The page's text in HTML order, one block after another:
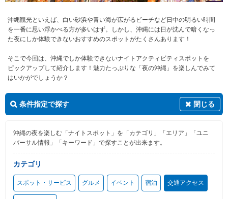
沖縄観光といえば、白い砂浜や青い海が広がるビーチなど日中の明るい時間
を一番に思い浮かべる方が多いはず。しかし、沖縄には日が沈んで暗くなっ
た夜にしか体験できないおすすめのスポットがたくさんあります！
そこで今回は、沖縄でしか体験できないナイトアクティビティスポットを
ピックアップして紹介します！魅力たっぷりな「夜の沖縄」を楽しんでみて
はいかがでしょうか？
条件指定で探す 閉じる
沖縄の夜を楽しむ「ナイトスポット」を「カテゴリ」「エリア」「ユニ
バーサル情報」「キーワード」で探すことが出来ます。
カテゴリ
スポット・サービス グルメ イベント 宿泊 交通アクセス